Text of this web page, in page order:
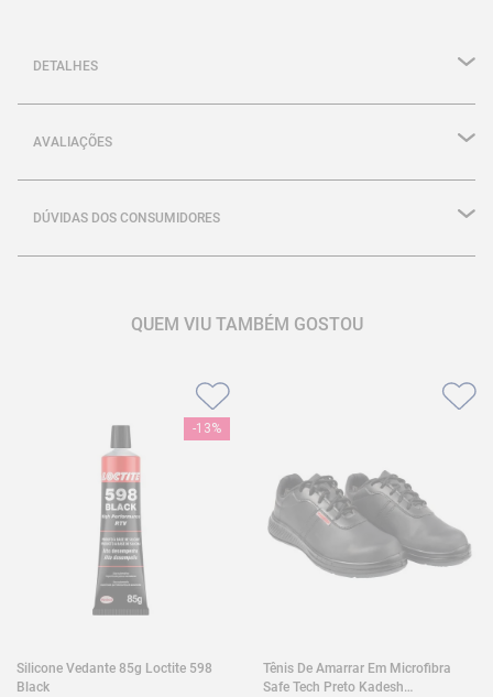
DETALHES
AVALIAÇÕES
DÚVIDAS DOS CONSUMIDORES
QUEM VIU TAMBÉM GOSTOU
-13%
Silicone Vedante 85g Loctite 598
Black
Tênis De Amarrar Em Microfibra
Safe Tech Preto Kadesh